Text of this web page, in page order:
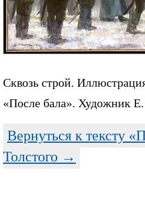
Сквозь строй.
«После бала». Художник
Вернуться к тексту
Толстого →